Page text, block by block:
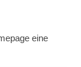
eine